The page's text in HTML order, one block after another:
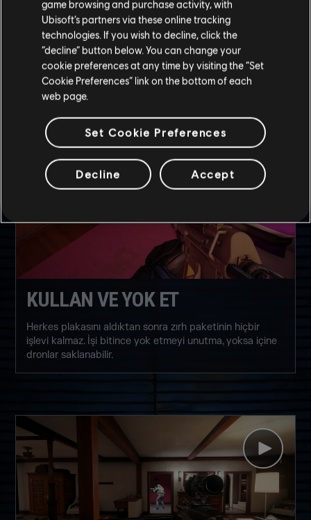
KARŞI KORUMA
Zırh seni yalnızca mermilere ve patlamalara karşı korur.
Ateşe, gaza, zehire ve keskin bıçaklara karşı ise koruma
sağlamaz.
KULLAN VE YOK ET
Herkes plakasını aldıktan sonra zırh paketinin hiçbir
işlevi kalmaz. İşi bitince yok etmeyi unutma, yoksa içine
dronlar saklanabilir.
game browsing and purchase activity, with
Ubisoft’s partners via these online tracking
technologies. If you wish to decline, click the
“decline” button below. You can change your
cookie preferences at any time by visiting the “Set
Cookie Preferences” link on the bottom of each
web page.
Set Cookie Preferences
Decline Accept